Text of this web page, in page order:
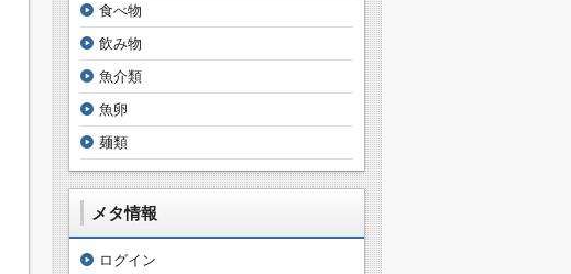
食べ物
飲み物
魚介類
魚卵
麺類
メタ情報
ログイン